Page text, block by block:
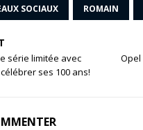
SOCIAUX ROMAIN
série limitée avec
ses 100 ans!
Opel